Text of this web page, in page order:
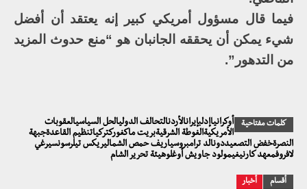
فيما قال مسؤول أمريكي كبير إنه يعتقد أن أفضل
شيء يمكن أن يحققه الجانبان هو “منع حدوث المزيد
من التدهور”.
كلمات مفتاحية
أوكرانياإدلبإيرانالأردنالتحالف الدوليالحل السياسيالعقوبات
الأمريكيةالغوطة الشرقيةبريت ماكغوركتركياتنظيم القاعدةجبهة
النصرةخفض التصعيددونالد ترامبروسياريف حمص الشماليريكس تيلرسونسيرغي
لافروفمعهد كارنيغيمولود جاويش أوغلوهيئة تحرير الشام
أقسام أخبار